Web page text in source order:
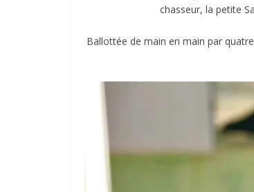
chasseur, la petite
Ballottée de main en main par